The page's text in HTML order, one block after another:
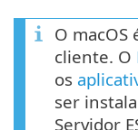
O
cliente. O
os
ser
Servidor